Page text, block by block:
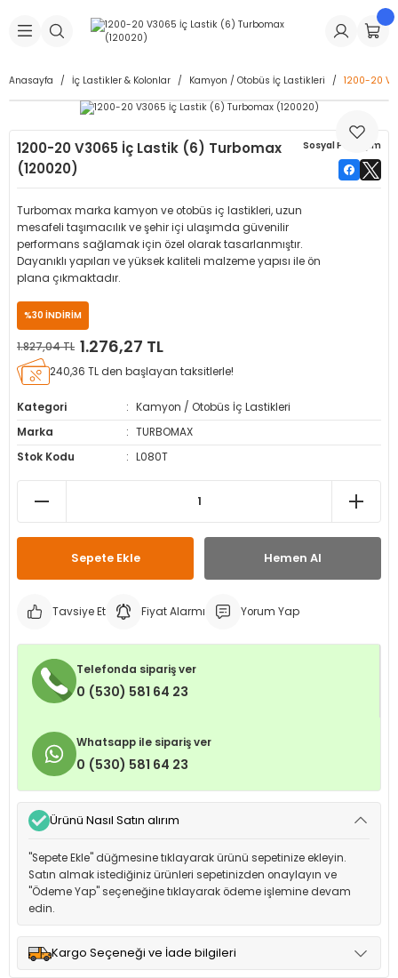
Geri Dön
Makineleri
Geri Dön
Dolgu Lastikleri
Dolgu Lastikleri
Geri Dön
İç Lastikleri
İç Lastikleri
Geri Dön
Geri Dön
& Sibop İlaveleri
Kapağı
Geri Dön
Tüpü
& Spreyler
Geri Dön
Makinesi Yedek Parçaları
Yedek Parçaları
Anasayfa İç Lastikler & Kolonlar Kamyon / Otobüs İç Lastikleri 1200-20
1200-20 V3065 İç Lastik (6) Turbomax
(120020)
Sosyal Paylaşım
Turbomax marka kamyon ve otobüs iç lastikleri, uzun
mesafeli taşımacılık ve şehir içi ulaşımda güvenilir
performans sağlamak için özel olarak tasarlanmıştır.
Dayanıklı yapıları ve yüksek kaliteli malzeme yapısı ile ön
plana çıkmaktadır.
%30 İNDİRİM
1.827,04 TL 1.276,27 TL
240,36 TL den başlayan taksitlerle!
Kategori
Kamyon / Otobüs İç Lastikleri
Marka
TURBOMAX
Stok Kodu
L080T
Sepete Ekle Hemen Al
Tavsiye Et Fiyat Alarmı Yorum Yap
Telefonda sipariş ver
0 (530) 581 64 23
Whatsapp ile sipariş ver
0 (530) 581 64 23
Ürünü Nasıl Satın alırım
"Sepete Ekle" düğmesine tıklayarak ürünü sepetinize ekleyin.
Satın almak istediğiniz ürünleri sepetinizden onaylayın ve
"Ödeme Yap" seçeneğine tıklayarak ödeme işlemine devam
edin.
Kargo Seçeneği ve İade bilgileri